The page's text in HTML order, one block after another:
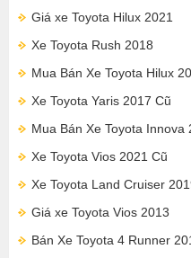
Giá xe Toyota Hilux 2021
Xe Toyota Rush 2018
Mua Bán Xe Toyota Hilux
Xe Toyota Yaris 2017 Cũ
Mua Bán Xe Toyota Innova
Xe Toyota Vios 2021 Cũ
Xe Toyota Land Cruiser
Giá xe Toyota Vios 2013
Bán Xe Toyota 4 Runner